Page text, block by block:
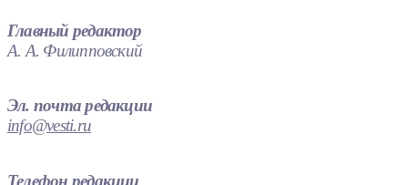
Главный редактор
А. А. Филипповский
Эл. почта редакции
info@vesti.ru
Телефон редакции